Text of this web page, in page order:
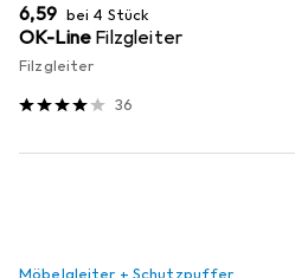
EUR
6,59 bei 4 Stück
OK-Line Filzgleiter
Filzgleiter
36